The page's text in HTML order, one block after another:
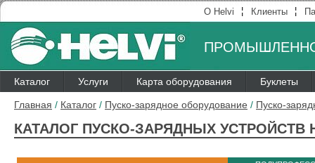
О Helvi ¦ Клиенты ¦
Каталог Услуги Карта оборудования Буклеты
Главная / Каталог / Пуско-зарядное оборудование / Пуско-
КАТАЛОГ ПУСКО-ЗАРЯДНЫХ УСТРОЙСТВ